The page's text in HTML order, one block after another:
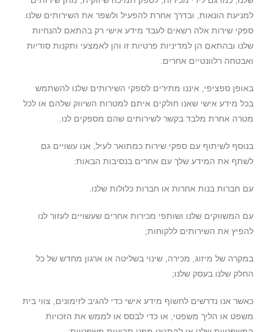
למניעת הונאות, ובדרך אחרת להפעיל ולשפר את השירותים שלנו.
ספקי שירות אלה רשאים לעבד מידע אישי רק בהתאם להנחיות
שלנו ובהתאם הן למדיניות פרטיות זו והן לאמצעי ותקנות סודיות
ואבטחה רלוונטיים אחרים.
באופן ספציפי, איננו מתירים לספקי השירותים שלנו להשתמש
בכל מידע אישי שאנו חולקים איתם למטרות השיווק שלהם או לכל
מטרה אחרת מלבד בקשר לשירותים שהם מספקים לנו.
בנוסף לשיתוף עם ספקי שירות כמתואר לעיל, אנו עשויים גם
לשתף את המידע שלך עם אחרים בנסיבות הבאות:
עם חברות בנות אחרות או חברות כלולות שלנו.
עם המשווקים שלנו ושותפי מכירות אחרים שעשויים לעזור לנו
להפיץ את השירותים ללקוחות;
במקרה של מיזוג, מכירה, שינוי בשליטה או ארגון מחדש של כל
החלק שלנו בעסק שלנו;
כאשר אנו נדרשים לחשוף מידע אישי כדי להגיב לזימונים, צווי בית
משפט או הליך משפטי, או כדי לבסס או לממש את הזכויות